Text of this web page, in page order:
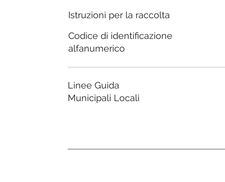
Istruzioni per la raccolta
Codice di identificazione
alfanumerico
Linee Guida
Municipali Locali